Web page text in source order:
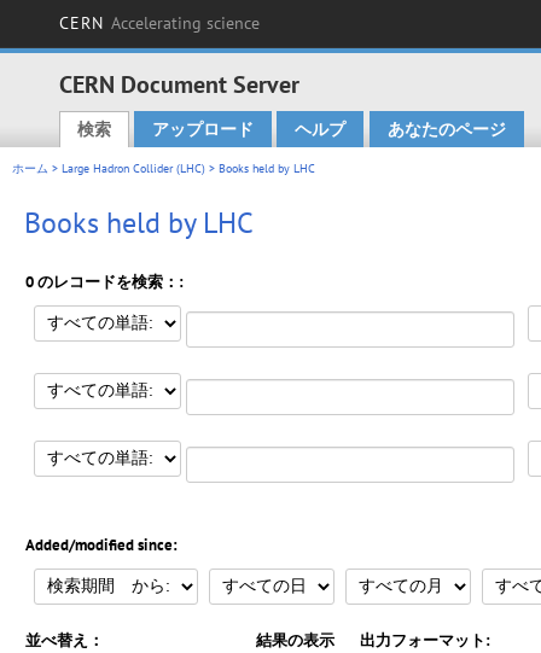
CERN Accelerating science
CERN Document Server
Main menu
検索 アップロード ヘルプ あなたのページ
ホーム > Large Hadron Collider (LHC) > Books held by LHC
Books held by LHC
0 のレコードを検索：:
Added/modified since:
並べ替え： 結果の表示 出力フォーマット: